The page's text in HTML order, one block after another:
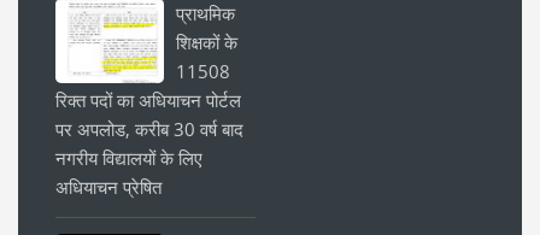
प्राथमिक
शिक्षकों के
11508
रिक्त पदों का अधियाचन पोर्टल
पर अपलोड, करीब 30 वर्ष बाद
नगरीय विद्यालयों के लिए
अधियाचन प्रेषित